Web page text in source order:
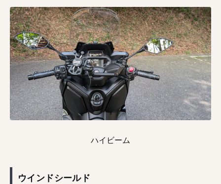
ハイビーム
ウインドシールド